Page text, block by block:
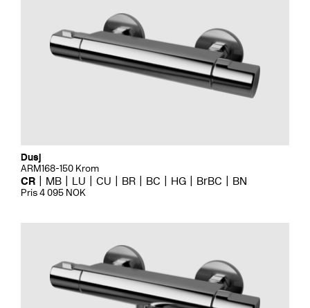
Dusj
ARM168-150 Krom
CR MB LU CU BR BC HG BrBC BN
Pris 4 095 NOK